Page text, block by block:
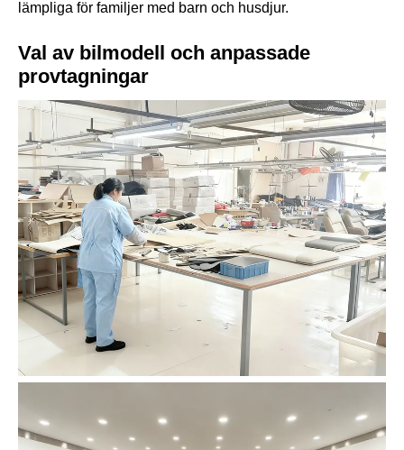
lämpliga för familjer med barn och husdjur.
Val av bilmodell och anpassade
provtagningar